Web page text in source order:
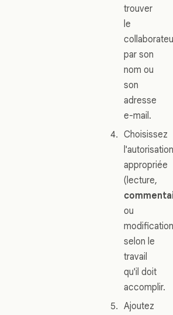
trouver
le
par son
nom ou
son
adresse
e-mail.
Choisissez
l'autorisation
appropriée
(lecture,
ou
selon le
travail
qu'il doit
accomplir.
Ajoutez